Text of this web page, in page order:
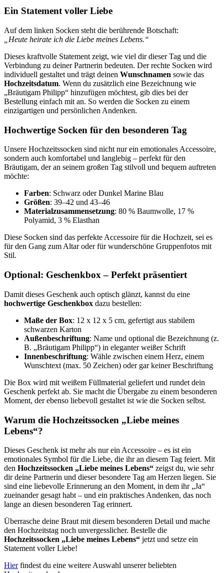
Ein Statement voller Liebe
Auf dem linken Socken steht die berührende Botschaft:
„Heute heirate ich die Liebe meines Lebens.“
Dieses kraftvolle Statement zeigt, wie viel dir dieser Tag und die
Verbindung zu deiner Partnerin bedeuten. Der rechte Socken wird
individuell gestaltet und trägt deinen Wunschnamen sowie das
Hochzeitsdatum. Wenn du zusätzlich eine Bezeichnung wie
„Bräutigam Philipp“ hinzufügen möchtest, gib dies bei der
Bestellung einfach mit an. So werden die Socken zu einem
einzigartigen und persönlichen Andenken.
Hochwertige Socken für den besonderen Tag
Unsere Hochzeitssocken sind nicht nur ein emotionales Accessoire,
sondern auch komfortabel und langlebig – perfekt für den
Bräutigam, der an seinem großen Tag stilvoll und bequem auftreten
möchte:
Farben: Schwarz oder Dunkel Marine Blau
Größen: 39–42 und 43–46
Materialzusammensetzung: 80 % Baumwolle, 17 %
Polyamid, 3 % Elasthan
Diese Socken sind das perfekte Accessoire für die Hochzeit, sei es
für den Gang zum Altar oder für wunderschöne Gruppenfotos mit
Stil.
Optional: Geschenkbox – Perfekt präsentiert
Damit dieses Geschenk auch optisch glänzt, kannst du eine
hochwertige Geschenkbox dazu bestellen:
Maße der Box: 12 x 12 x 5 cm, gefertigt aus stabilem
schwarzen Karton
Außenbeschriftung: Name und optional die Bezeichnung (z.
B. „Bräutigam Philipp“) in eleganter weißer Schrift
Innenbeschriftung: Wähle zwischen einem Herz, einem
Wunschtext (max. 50 Zeichen) oder gar keiner Beschriftung
Die Box wird mit weißem Füllmaterial geliefert und rundet dein
Geschenk perfekt ab. Sie macht die Übergabe zu einem besonderen
Moment, der ebenso liebevoll gestaltet ist wie die Socken selbst.
Warum die Hochzeitssocken „Liebe meines
Lebens“?
Dieses Geschenk ist mehr als nur ein Accessoire – es ist ein
emotionales Symbol für die Liebe, die ihr an diesem Tag feiert. Mit
den Hochzeitssocken „Liebe meines Lebens“ zeigst du, wie sehr
dir deine Partnerin und dieser besondere Tag am Herzen liegen. Sie
sind eine liebevolle Erinnerung an den Moment, in dem ihr „Ja“
zueinander gesagt habt – und ein praktisches Andenken, das noch
lange an diesen besonderen Tag erinnert.
Überrasche deine Braut mit diesem besonderen Detail und mache
den Hochzeitstag noch unvergesslicher. Bestelle die
Hochzeitssocken „Liebe meines Lebens“ jetzt und setze ein
Statement voller Liebe!
Hierfindest du eine weitere Auswahl unserer beliebten